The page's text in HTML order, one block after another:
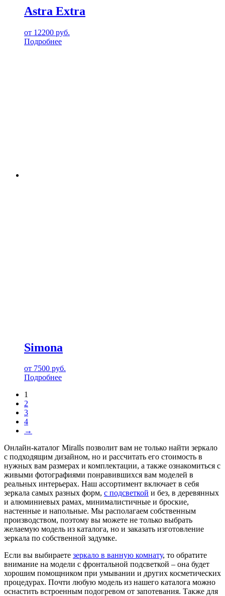
Astra Extra
от 12200 руб.
Подробнее
Simona
от 7500 руб.
Подробнее
1
2
3
4
→
Онлайн-каталог Miralls позволит вам не только найти зеркало
с подходящим дизайном, но и рассчитать его стоимость в
нужных вам размерах и комплектации, а также ознакомиться с
живыми фотографиями понравившихся вам моделей в
реальных интерьерах. Наш ассортимент включает в себя
зеркала самых разных форм, с подсветкой и без, в деревянных
и алюминиевых рамах, минималистичные и броские,
настенные и напольные. Мы располагаем собственным
производством, поэтому вы можете не только выбрать
желаемую модель из каталога, но и заказать изготовление
зеркала по собственной задумке.
Если вы выбираете зеркало в ванную комнату, то обратите
внимание на модели с фронтальной подсветкой – она будет
хорошим помощником при умывании и других косметических
процедурах. Почти любую модель из нашего каталога можно
оснастить встроенным подогревом от запотевания. Также для